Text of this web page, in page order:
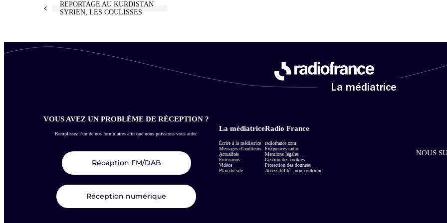
REPORTAGE AU KURDISTAN
SYRIEN, LES COULISSES
La médiatrice
VOUS AVEZ UN PROBLÈME DE RÉCEPTION ?
Remplissez l’un de nos formulaires afin que nous puissions vous aider.
Réception FM/DAB
Réception numérique
La médiatrice
Écrire à la médiatrice
Messages d’auditeurs
Actualités
Émissions
Vidéos
Plan du site
Radio France
radiofrance.com
Fréquences radio
Mentions légales
Gestion des cookies
Protection des données
Accessibilité : non-conforme
NOUS